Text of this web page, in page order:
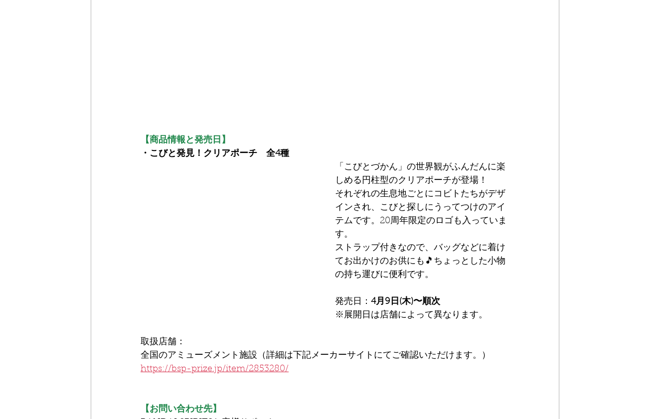
【商品情報と発売日】
・こびと発見！クリアポーチ　全4種
「こびとづかん」の世界観がふんだんに楽
しめる円柱型のクリアポーチが登場！
それぞれの生息地ごとにコビトたちがデザ
インされ、こびと探しにうってつけのアイ
テムです。20周年限定のロゴも入っていま
す。
ストラップ付きなので、バッグなどに着け
てお出かけのお供にも🎵ちょっとした小物
の持ち運びに便利です。
発売日： 4月9日(木)〜順次
※展開日は店舗によって異なります。
取扱店舗：
全国のアミューズメント施設（詳細は下記メーカーサイトにてご確認いただけます。）
https://bsp-prize.jp/item/2853280/
【お問い合わせ先】